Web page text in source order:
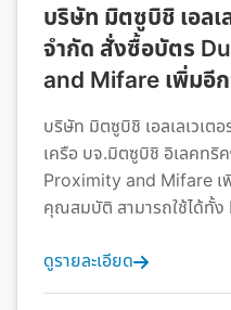
บริษัท มิตซูบิชิ เอลเ
จำกัด สั่งซื้อบัตร
and Mifare เพิ่มอี
บริษัท มิตซูบิชิ เอลเลเวเต
เครือ บจ.มิตซูบิชิ อิเลคท
Proximity and Mifare เ
คุณสมบัติ สามารถใช้ได้ทั้
ดูรายละเอียด